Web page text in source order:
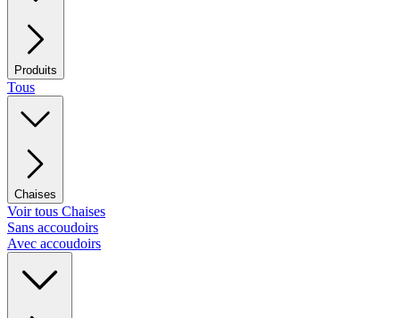
Produits
Tous
Chaises
Voir tous Chaises
Sans accoudoirs
Avec accoudoirs